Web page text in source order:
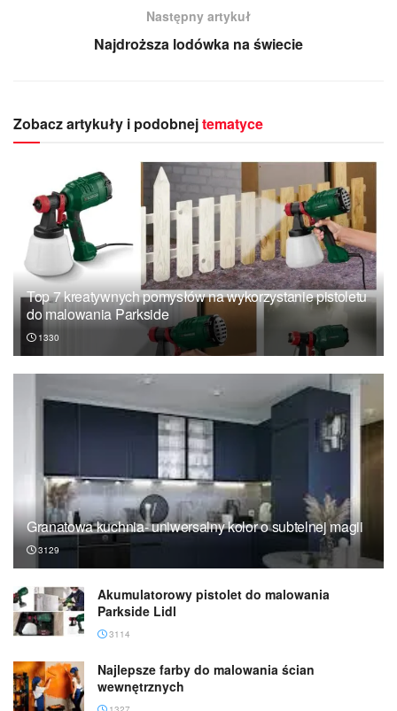
Następny artykuł
Najdroższa lodówka na świecie
Zobacz artykuły i podobnejtematyce
Top 7 kreatywnych pomysłów na wykorzystanie pistoletu
do malowania Parkside
1330
Granatowa kuchnia- uniwersalny kolor o subtelnej magii
3129
Akumulatorowy pistolet do malowania
Parkside Lidl
3114
Najlepsze farby do malowania ścian
wewnętrznych